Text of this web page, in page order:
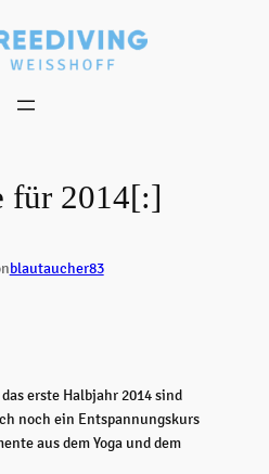
für 2014[:]
blautaucher83
erste Halbjahr 2014 sind
noch ein Entspannungskurs
aus dem Yoga und dem